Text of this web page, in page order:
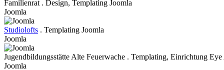
Familienrat . Design, Templating Joomla
Joomla
Studiolofts . Templating Joomla
Joomla
Jugendbildungsstätte Alte Feuerwache . Templating, Einrichtung
Joomla